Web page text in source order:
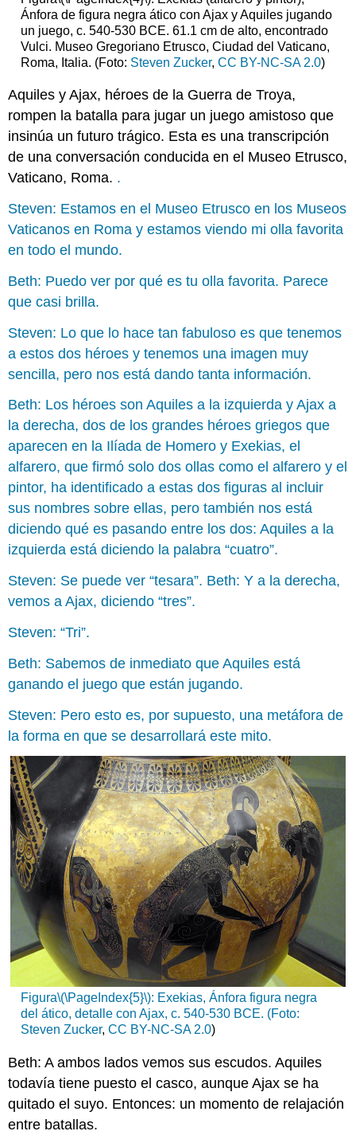
Ánfora de figura negra ático con Ajax y Aquiles jugando
un juego, c. 540-530 BCE. 61.1 cm de alto, encontrado
Vulci. Museo Gregoriano Etrusco, Ciudad del Vaticano,
Roma, Italia. (Foto: Steven Zucker, CC BY-NC-SA 2.0)
Aquiles y Ajax, héroes de la Guerra de Troya,
rompen la batalla para jugar un juego amistoso que
insinúa un futuro trágico. Esta es una transcripción
de una conversación conducida en el Museo Etrusco,
Vaticano, Roma. .
Steven: Estamos en el Museo Etrusco en los Museos
Vaticanos en Roma y estamos viendo mi olla favorita
en todo el mundo.
Beth: Puedo ver por qué es tu olla favorita. Parece
que casi brilla.
Steven: Lo que lo hace tan fabuloso es que tenemos
a estos dos héroes y tenemos una imagen muy
sencilla, pero nos está dando tanta información.
Beth: Los héroes son Aquiles a la izquierda y Ajax a
la derecha, dos de los grandes héroes griegos que
aparecen en la Ilíada de Homero y Exekias, el
alfarero, que firmó solo dos ollas como el alfarero y el
pintor, ha identificado a estas dos figuras al incluir
sus nombres sobre ellas, pero también nos está
diciendo qué es pasando entre los dos: Aquiles a la
izquierda está diciendo la palabra “cuatro”.
Steven: Se puede ver “tesara”. Beth: Y a la derecha,
vemos a Ajax, diciendo “tres”.
Steven: “Tri”.
Beth: Sabemos de inmediato que Aquiles está
ganando el juego que están jugando.
Steven: Pero esto es, por supuesto, una metáfora de
la forma en que se desarrollará este mito.
Figura\(\PageIndex{5}\): Exekias, Ánfora figura negra
del ático, detalle con Ajax, c. 540-530 BCE. (Foto:
Steven Zucker, CC BY-NC-SA 2.0)
Beth: A ambos lados vemos sus escudos. Aquiles
todavía tiene puesto el casco, aunque Ajax se ha
quitado el suyo. Entonces: un momento de relajación
entre batallas.